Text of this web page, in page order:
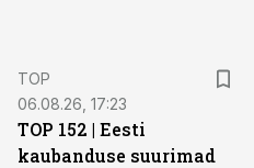
TOP
06.08.26, 17:23
TOP 152 | Eesti
kaubanduse suurimad